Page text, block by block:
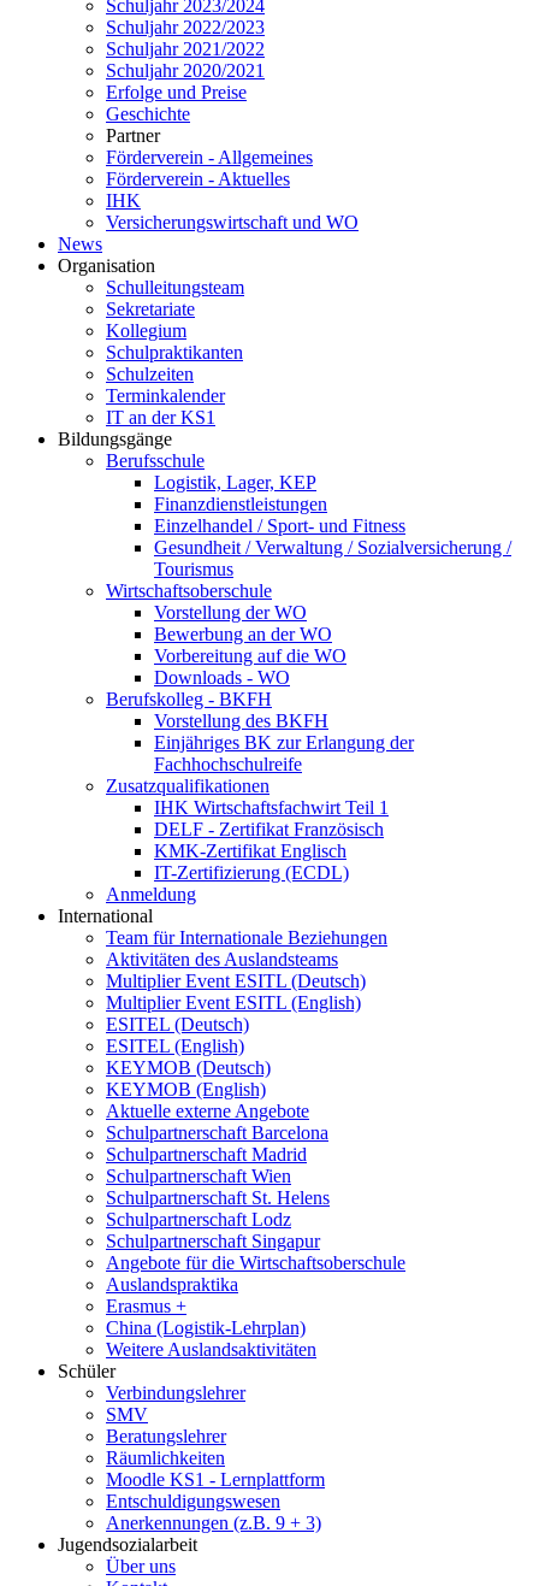
Schuljahr 2023/2024
Schuljahr 2022/2023
Schuljahr 2021/2022
Schuljahr 2020/2021
Erfolge und Preise
Geschichte
Partner
Förderverein - Allgemeines
Förderverein - Aktuelles
IHK
Versicherungswirtschaft und WO
News
Organisation
Schulleitungsteam
Sekretariate
Kollegium
Schulpraktikanten
Schulzeiten
Terminkalender
IT an der KS1
Bildungsgänge
Berufsschule
Logistik, Lager, KEP
Finanzdienstleistungen
Einzelhandel / Sport- und Fitness
Gesundheit / Verwaltung / Sozialversicherung /
Tourismus
Wirtschaftsoberschule
Vorstellung der WO
Bewerbung an der WO
Vorbereitung auf die WO
Downloads - WO
Berufskolleg - BKFH
Vorstellung des BKFH
Einjähriges BK zur Erlangung der
Fachhochschulreife
Zusatzqualifikationen
IHK Wirtschaftsfachwirt Teil 1
DELF - Zertifikat Französisch
KMK-Zertifikat Englisch
IT-Zertifizierung (ECDL)
Anmeldung
International
Team für Internationale Beziehungen
Aktivitäten des Auslandsteams
Multiplier Event ESITL (Deutsch)
Multiplier Event ESITL (English)
ESITEL (Deutsch)
ESITEL (English)
KEYMOB (Deutsch)
KEYMOB (English)
Aktuelle externe Angebote
Schulpartnerschaft Barcelona
Schulpartnerschaft Madrid
Schulpartnerschaft Wien
Schulpartnerschaft St. Helens
Schulpartnerschaft Lodz
Schulpartnerschaft Singapur
Angebote für die Wirtschaftsoberschule
Auslandspraktika
Erasmus +
China (Logistik-Lehrplan)
Weitere Auslandsaktivitäten
Schüler
Verbindungslehrer
SMV
Beratungslehrer
Räumlichkeiten
Moodle KS1 - Lernplattform
Entschuldigungswesen
Anerkennungen (z.B. 9 + 3)
Jugendsozialarbeit
Über uns